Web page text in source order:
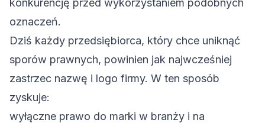
oznaczeń.
Dziś każdy przedsiębiorca, który chce uniknąć
sporów prawnych, powinien jak najwcześniej
zastrzec nazwę i logo firmy. W ten sposób
zyskuje:
wyłączne prawo do marki w branży i na